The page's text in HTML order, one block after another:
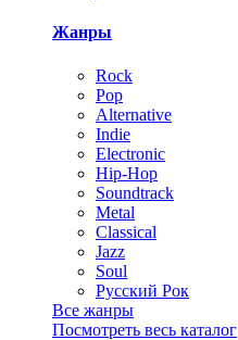
Жанры
Rock
Pop
Alternative
Indie
Electronic
Hip-Hop
Soundtrack
Metal
Classical
Jazz
Soul
Русский Рок
Все жанры
Посмотреть весь каталог